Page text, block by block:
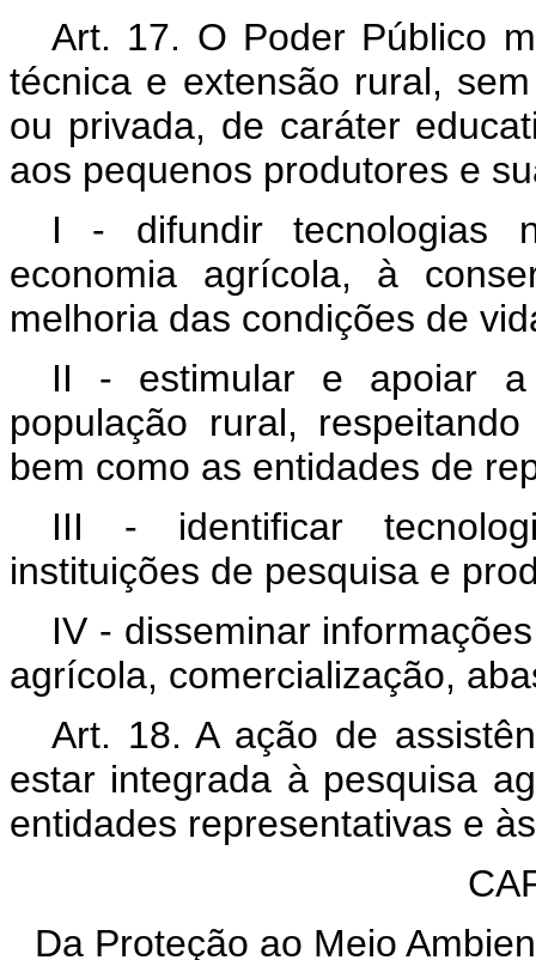
Art. 17. O Poder Público
técnica e extensão rural,
ou privada, de caráter
aos pequenos produtores e
I - difundir tecnologias
economia agrícola, à
melhoria das condições de
II - estimular e apoiar a
população rural,
bem como as entidades de
III - identificar
instituições de pesquisa e
IV - disseminar
agrícola, comercialização,
Art. 18. A ação de
estar integrada à pesquisa
entidades representativas e
Da Proteção ao Meio